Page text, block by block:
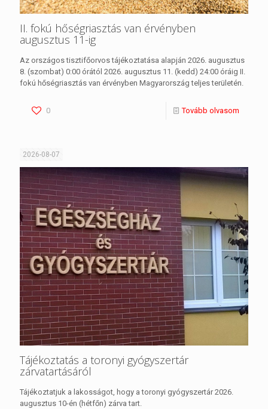
II. fokú hőségriasztás van érvényben
augusztus 11-ig
Az országos tisztifőorvos tájékoztatása alapján 2026. augusztus
8. (szombat) 0:00 órától 2026. augusztus 11. (kedd) 24:00 óráig II.
fokú hőségriasztás van érvényben Magyarország teljes területén.
0 Tovább olvasom
2026-08-07
Tájékoztatás a toronyi gyógyszertár
zárvatartásáról
Tájékoztatjuk a lakosságot, hogy a toronyi gyógyszertár 2026.
augusztus 10-én (hétfőn) zárva tart.